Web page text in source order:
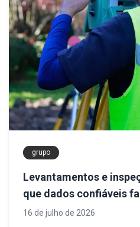
grupo
Levantamentos e
que dados confiáveis
diferença em projetos
16 de julho de 2026